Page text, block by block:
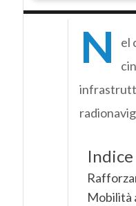
N el
Mobilità